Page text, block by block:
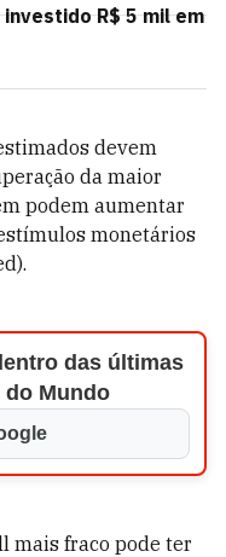
R$ 5 mil em
devem
da maior
podem aumentar
monetários
das últimas
Mundo
mais fraco pode ter